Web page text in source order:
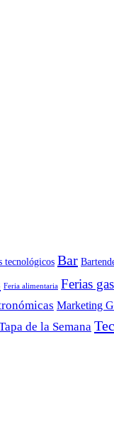
tecnológicos Bar
Feria alimentaria Ferias
Marketing
de la Semana